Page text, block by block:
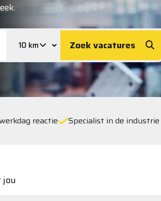
Zoek vacatures
reactie Specialist in de industrie
jou